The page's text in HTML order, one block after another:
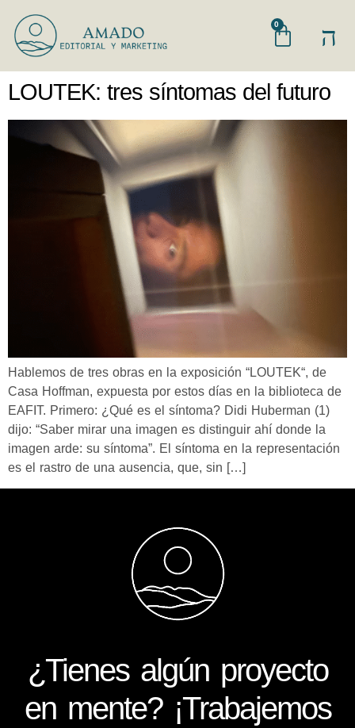
0
LOUTEK: tres síntomas del futuro
Hablemos de tres obras en la exposición “LOUTEK“, de
Casa Hoffman, expuesta por estos días en la biblioteca de
EAFIT. Primero: ¿Qué es el síntoma? Didi Huberman (1)
dijo: “Saber mirar una imagen es distinguir ahí donde la
imagen arde: su síntoma”. El síntoma en la representación
es el rastro de una ausencia, que, sin […]
¿Tienes algún proyecto
en mente? ¡Trabajemos